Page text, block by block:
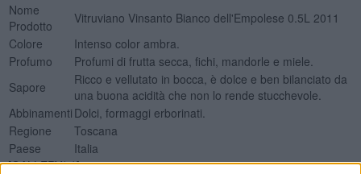
Nome
Prodotto
Vitruviano Vinsanto Bianco dell'Empolese 0.5L 2011
Colore
Intenso color ambra.
Profumo
Profumi di frutta secca, fichi, mandorle e miele.
Sapore
Ricco e vellutato in bocca, è dolce e ben bilanciato da
una buona acidità che non lo rende stucchevole.
Abbinamenti Dolci, formaggi erborinati.
Regione
Toscana
Paese
Italia
[GALLERY(2)]